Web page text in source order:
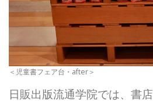
＜児童書フェア台・after＞
日販出版流通学院では、書